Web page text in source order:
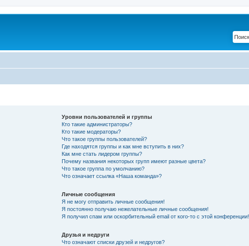
Уровни пользователей и группы
Кто такие администраторы?
Кто такие модераторы?
Что такое группы пользователей?
Где находятся группы и как мне вступить в них?
Как мне стать лидером группы?
Почему названия некоторых групп имеют разные цвета?
Что такое группа по умолчанию?
Что означает ссылка «Наша команда»?
Личные сообщения
Я не могу отправить личные сообщения!
Я постоянно получаю нежелательные личные сообщения!
Я получил спам или оскорбительный email от кого-то с этой конференции!
Друзья и недруги
Что означают списки друзей и недругов?